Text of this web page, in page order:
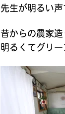
先生が明るい声
昔からの農家
明るくてグリー